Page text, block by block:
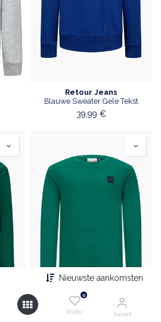
Nieuwste aankomsten
0
Wishlist Account
Retour Jeans
Blauwe Sweater Gele Tekst
39,99 €